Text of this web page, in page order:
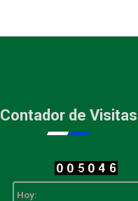
Contador de Visitas
Hoy: